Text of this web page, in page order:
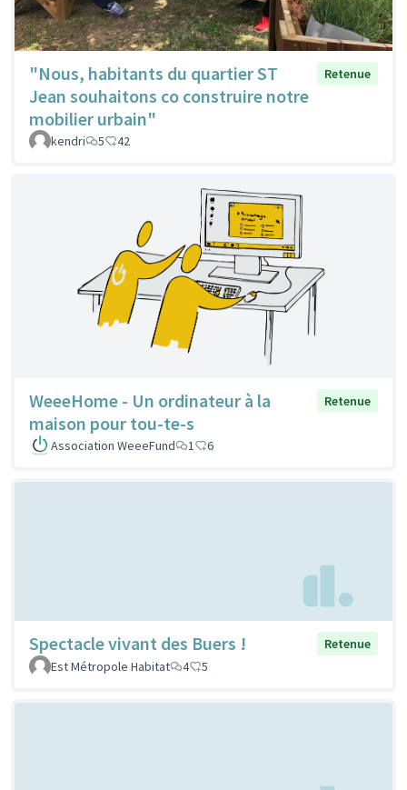
"Nous, habitants du quartier ST
Jean souhaitons co construire notre
mobilier urbain"
Retenue
kendri 5 42
WeeeHome - Un ordinateur à la
maison pour tou-te-s
Retenue
Association WeeeFund 1 6
Spectacle vivant des Buers !
Retenue
Est Métropole Habitat
4 5